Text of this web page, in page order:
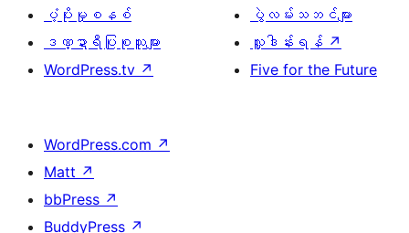
ပံ့ပိုးမှုစနစ်
ဒဏ္ဍာရီပြုစုသူများ
WordPress.tv ↗
ပွဲလမ်းသဘင်များ
လှူဒါန်းရန် ↗
Five for the Future
WordPress.com ↗
Matt ↗
bbPress ↗
BuddyPress ↗